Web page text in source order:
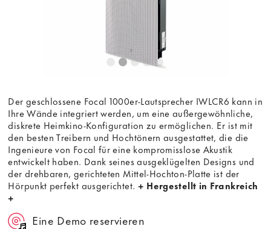
Der geschlossene Focal 1000er-Lautsprecher IWLCR6 kann in
Ihre Wände integriert werden, um eine außergewöhnliche,
diskrete Heimkino-Konfiguration zu ermöglichen. Er ist mit
den besten Treibern und Hochtönern ausgestattet, die die
Ingenieure von Focal für eine kompromisslose Akustik
entwickelt haben. Dank seines ausgeklügelten Designs und
der drehbaren, gerichteten Mittel-Hochton-Platte ist der
Hörpunkt perfekt ausgerichtet. + Hergestellt in Frankreich
+
Eine Demo reservieren